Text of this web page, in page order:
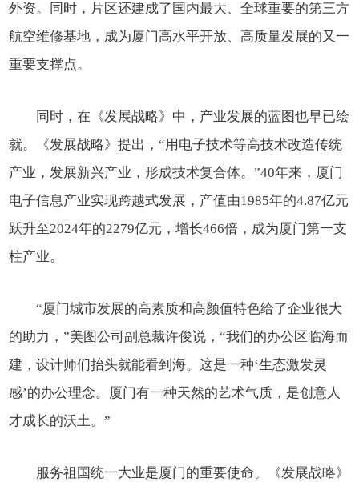
外资。同时，片区还建成了国内最大、全球重要的第三方
航空维修基地，成为厦门高水平开放、高质量发展的又一
重要支撑点。
同时，在《发展战略》中，产业发展的蓝图也早已绘
就。《发展战略》提出，“用电子技术等高技术改造传统
产业，发展新兴产业，形成技术复合体。”40年来，厦门
电子信息产业实现跨越式发展，产值由1985年的4.87亿元
跃升至2024年的2279亿元，增长466倍，成为厦门第一支
柱产业。
“厦门城市发展的高素质和高颜值特色给了企业很大
的助力，”美图公司副总裁许俊说，“我们的办公区临海而
建，设计师们抬头就能看到海。这是一种‘生态激发灵
感’的办公理念。厦门有一种天然的艺术气质，是创意人
才成长的沃土。”
服务祖国统一大业是厦门的重要使命。《发展战略》